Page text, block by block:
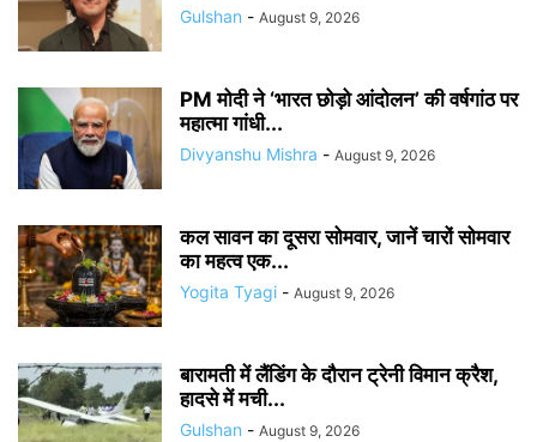
Gulshan - August 9, 2026
PM मोदी ने ‘भारत छोड़ो आंदोलन’ की वर्षगांठ पर
महात्मा गांधी...
Divyanshu Mishra - August 9, 2026
कल सावन का दूसरा सोमवार, जानें चारों सोमवार
का महत्व एक...
Yogita Tyagi - August 9, 2026
बारामती में लैंडिंग के दौरान ट्रेनी विमान क्रैश,
हादसे में मची...
Gulshan - August 9, 2026